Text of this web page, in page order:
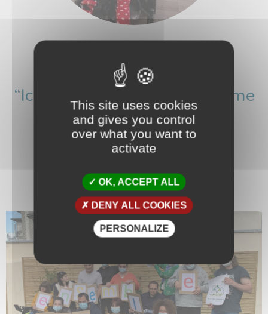
Colocataire de la Villa Amély
“Ici, on s’occupe de moi et je me
sens chez moi.”
This site uses cookies
and gives you control
over what you want to
activate
OK, ACCEPT ALL
DENY ALL COOKIES
PERSONALIZE